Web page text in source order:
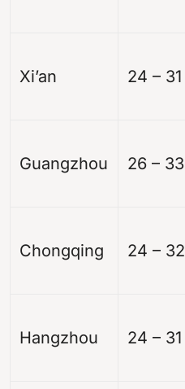
Xi’an 24 – 31
Guangzhou 26 – 33
Chongqing 24 – 32
Hangzhou 24 – 31